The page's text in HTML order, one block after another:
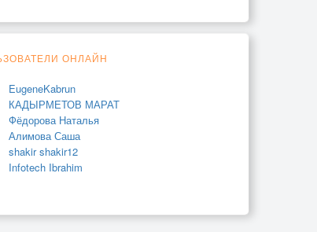
ОНЛАЙН
EugeneKabrun
КАДЫРМЕТОВ МАРАТ
Фёдорова Наталья
Алимова Саша
shakir shakir12
Infotech Ibrahim